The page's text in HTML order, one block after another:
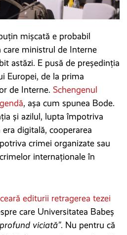
mișcată e probabil
ministrul de Interne
astăzi. E pusă de președinția
Europei, de la prima
de Interne. Schengenul
, așa cum spunea Bode.
şi azilul, lupta împotriva
digitală, cooperarea
crimei organizate sau
internaţionale în
editurii retragerea tezei
care Universitatea Babeș
profund viciată”. Nu pentru că